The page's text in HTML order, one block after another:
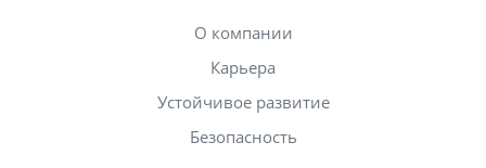
О компании
Карьера
Устойчивое развитие
Безопасность